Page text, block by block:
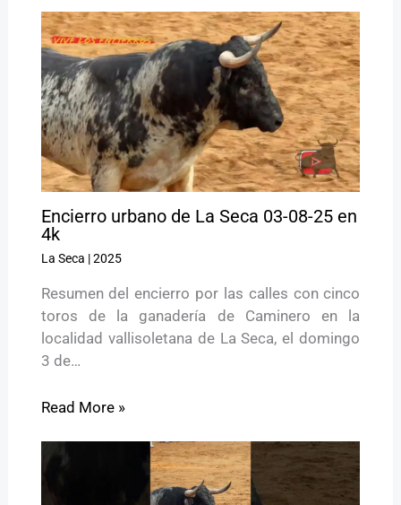
Encierro urbano de La Seca 03-08-25 en
4k
La Seca |2025
Resumen del encierro por las calles con cinco
toros de la ganadería de Caminero en la
localidad vallisoletana de La Seca, el domingo
3 de…
Read More »